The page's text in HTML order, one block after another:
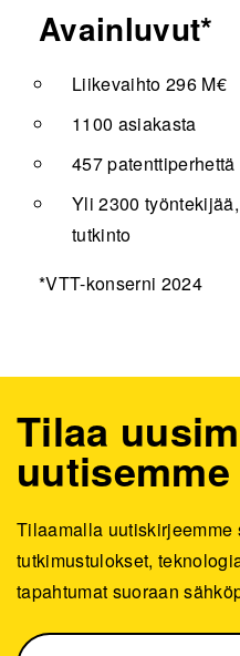
Avainluvut*
Liikevaihto 296 M€
1100 asiakasta
457 patenttiperhettä
Yli 2300
tutkinto
*VTT-konserni 2024
Tilaa
uutisemme
Tilaamalla uutiskirjeemme
tutkimustulokset,
tapahtumat suoraan